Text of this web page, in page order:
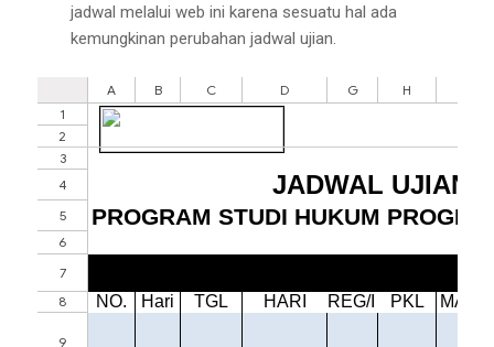
jadwal melalui web ini karena sesuatu hal ada
kemungkinan perubahan jadwal ujian.